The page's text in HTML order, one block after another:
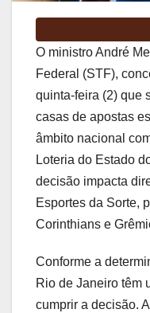
O ministro André
Federal (STF),
quinta-feira (2) que
casas de apostas
âmbito nacional
Loteria do Estado
decisão impacta
Esportes da Sorte,
Corinthians e
Conforme a
Rio de Janeiro têm
cumprir a decisão.